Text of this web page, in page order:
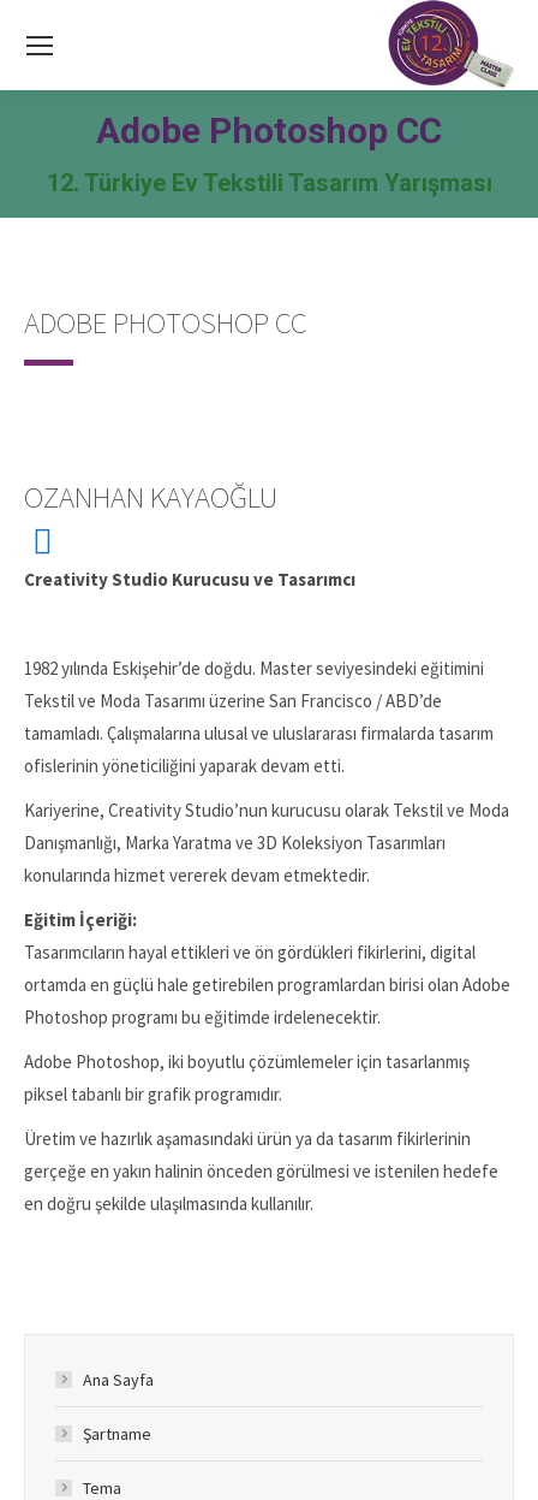
Adobe Photoshop CC
12. Türkiye Ev Tekstili Tasarım Yarışması
ADOBE PHOTOSHOP CC
OZANHAN KAYAOĞLU
Ozanhan
Kayaoğlu
Creativity Studio Kurucusu ve Tasarımcı
1982 yılında Eskişehir’de doğdu. Master seviyesindeki eğitimini
Tekstil ve Moda Tasarımı üzerine San Francisco / ABD’de
tamamladı. Çalışmalarına ulusal ve uluslararası firmalarda tasarım
ofislerinin yöneticiliğini yaparak devam etti.
Kariyerine, Creativity Studio’nun kurucusu olarak Tekstil ve Moda
Danışmanlığı, Marka Yaratma ve 3D Koleksiyon Tasarımları
konularında hizmet vererek devam etmektedir.
Eğitim İçeriği:
Tasarımcıların hayal ettikleri ve ön gördükleri fikirlerini, digital
ortamda en güçlü hale getirebilen programlardan birisi olan Adobe
Photoshop programı bu eğitimde irdelenecektir.
Adobe Photoshop, iki boyutlu çözümlemeler için tasarlanmış
piksel tabanlı bir grafik programıdır.
Üretim ve hazırlık aşamasındaki ürün ya da tasarım fikirlerinin
gerçeğe en yakın halinin önceden görülmesi ve istenilen hedefe
en doğru şekilde ulaşılmasında kullanılır.
Ana Sayfa
Şartname
Tema